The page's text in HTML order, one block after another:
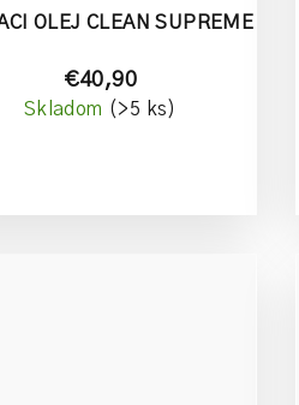
OLEJ CLEAN SUPREME
€40,90
Skladom (>5 ks)